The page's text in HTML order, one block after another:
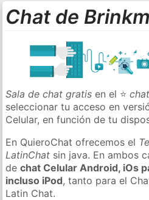
Chat de
Sala de chat gratis en el ⭐
seleccionar tu acceso en
Celular, en función de tu
En QuieroChat ofrecemos el
LatinChat sin java. En ambos
dechat Celular Android, iOs
incluso iPod, tanto para el
Latin Chat.